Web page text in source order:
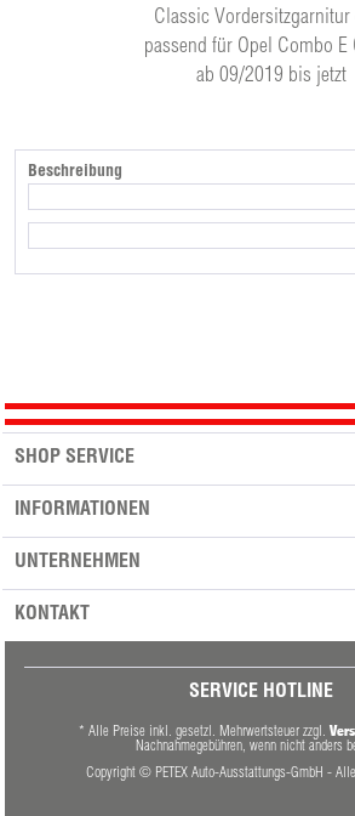
Classic Vordersitzgarnitur
passend für Opel Combo E
ab 09/2019 bis jetzt
Beschreibung
SHOP SERVICE
INFORMATIONEN
UNTERNEHMEN
KONTAKT
SERVICE HOTLINE
* Alle Preise inkl. gesetzl. Mehrwertsteuer zzgl.
Nachnahmegebühren, wenn nicht anders
Copyright © PETEX Auto-Ausstattungs-GmbH -